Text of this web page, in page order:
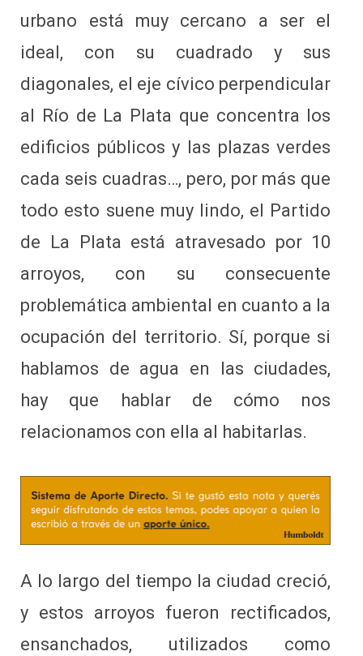
urbano está muy cercano a ser el
ideal, con su cuadrado y sus
diagonales, el eje cívico perpendicular
al Río de La Plata que concentra los
edificios públicos y las plazas verdes
cada seis cuadras…, pero, por más que
todo esto suene muy lindo, el Partido
de La Plata está atravesado por 10
arroyos, con su consecuente
problemática ambiental en cuanto a la
ocupación del territorio. Sí, porque si
hablamos de agua en las ciudades,
hay que hablar de cómo nos
relacionamos con ella al habitarlas.
A lo largo del tiempo la ciudad creció,
y estos arroyos fueron rectificados,
ensanchados, utilizados como